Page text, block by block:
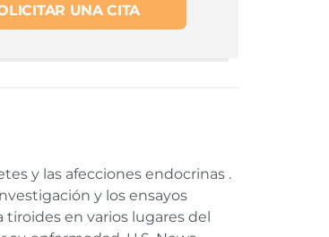
UNA CITA
y las afecciones endocrinas .
y los ensayos
tiroides en varios lugares del